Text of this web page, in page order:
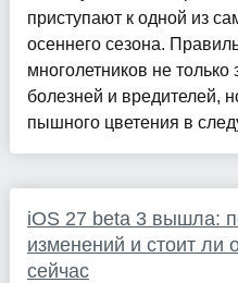
приступают к одной из
осеннего сезона.
многолетников не
болезней и вредителей,
пышного цветения в
iOS 27 beta 3 вышла:
изменений и стоит ли
сейчас